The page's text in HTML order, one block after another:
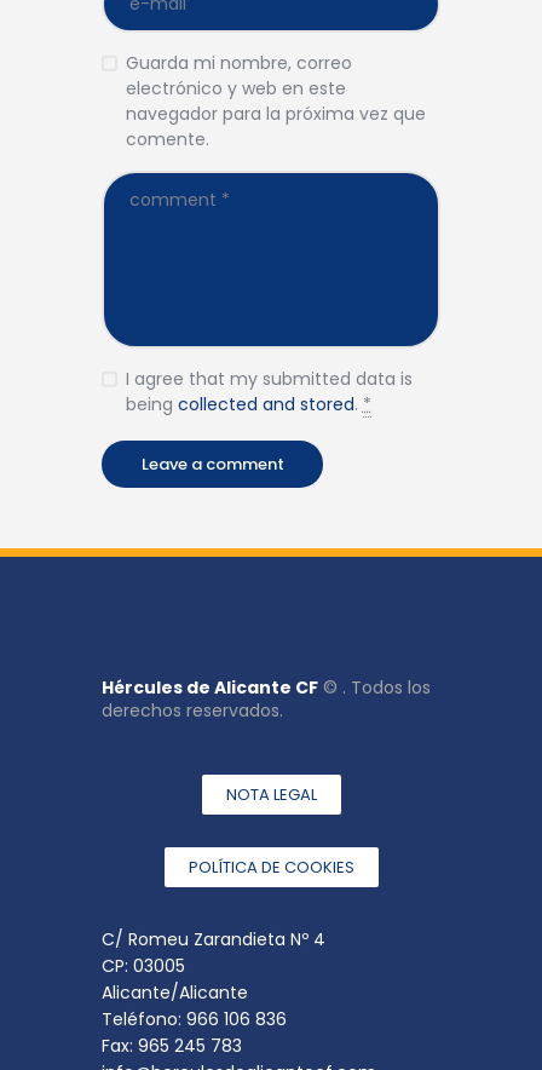
Guarda mi nombre, correo
electrónico y web en este
navegador para la próxima vez que
comente.
I agree that my submitted data is
being collected and stored.*
Hércules de Alicante CF © . Todos los
derechos reservados.
NOTA LEGAL
POLÍTICA DE COOKIES
C/ Romeu Zarandieta Nº 4
CP: 03005
Alicante/Alicante
Teléfono: 966 106 836
Fax: 965 245 783